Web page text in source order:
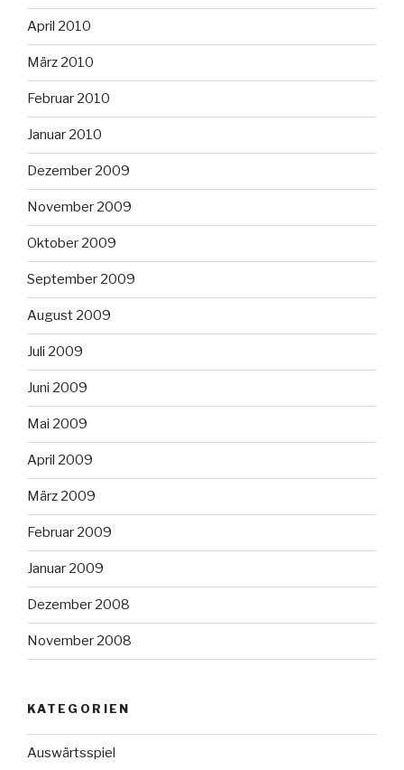
April 2010
März 2010
Februar 2010
Januar 2010
Dezember 2009
November 2009
Oktober 2009
September 2009
August 2009
Juli 2009
Juni 2009
Mai 2009
April 2009
März 2009
Februar 2009
Januar 2009
Dezember 2008
November 2008
KATEGORIEN
Auswärtsspiel